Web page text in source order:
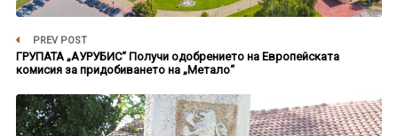
PREV POST
ГРУПАТА „АУРУБИС“ Получи одобрението на Европейската
комисия за придобиването на „Метало“